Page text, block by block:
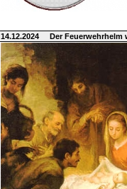
14.12.2024 Der